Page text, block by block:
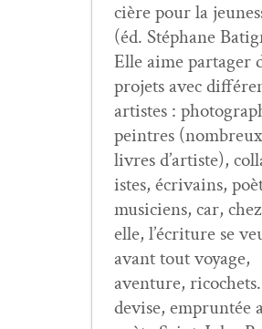
cière pour la
(éd. Stéphane
Elle aime partager
pro­jets avec
artistes :
pein­tres (nom­breux
livres d’artiste),
istes, écrivains,
musi­ciens, car, chez
elle, l’écriture se
avant tout voy­age,
aven­ture,
devise, emprun­tée